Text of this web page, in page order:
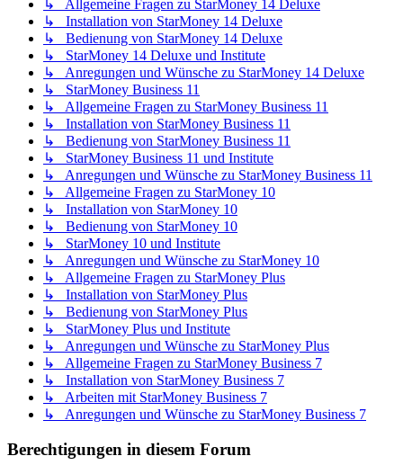
↳ Allgemeine Fragen zu StarMoney 14 Deluxe
↳ Installation von StarMoney 14 Deluxe
↳ Bedienung von StarMoney 14 Deluxe
↳ StarMoney 14 Deluxe und Institute
↳ Anregungen und Wünsche zu StarMoney 14 Deluxe
↳ StarMoney Business 11
↳ Allgemeine Fragen zu StarMoney Business 11
↳ Installation von StarMoney Business 11
↳ Bedienung von StarMoney Business 11
↳ StarMoney Business 11 und Institute
↳ Anregungen und Wünsche zu StarMoney Business 11
↳ Allgemeine Fragen zu StarMoney 10
↳ Installation von StarMoney 10
↳ Bedienung von StarMoney 10
↳ StarMoney 10 und Institute
↳ Anregungen und Wünsche zu StarMoney 10
↳ Allgemeine Fragen zu StarMoney Plus
↳ Installation von StarMoney Plus
↳ Bedienung von StarMoney Plus
↳ StarMoney Plus und Institute
↳ Anregungen und Wünsche zu StarMoney Plus
↳ Allgemeine Fragen zu StarMoney Business 7
↳ Installation von StarMoney Business 7
↳ Arbeiten mit StarMoney Business 7
↳ Anregungen und Wünsche zu StarMoney Business 7
Berechtigungen in diesem Forum